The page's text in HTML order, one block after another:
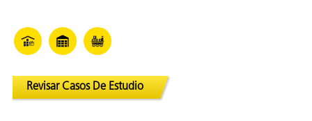
Revisar Casos De Estudio